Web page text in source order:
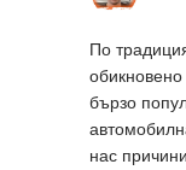
По
бързо
нас